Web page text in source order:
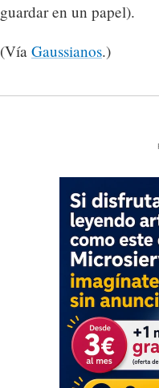
guardar en un papel).
(Vía Gaussianos.)